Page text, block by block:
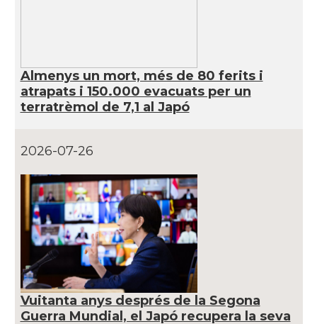
Almenys un mort, més de 80 ferits i
atrapats i 150.000 evacuats per un
terratrèmol de 7,1 al Japó
2026-07-26
Vuitanta anys després de la Segona
Guerra Mundial, el Japó recupera la seva